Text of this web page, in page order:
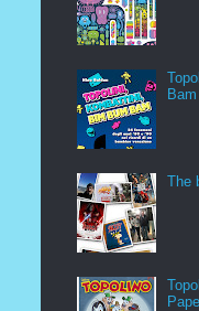
The